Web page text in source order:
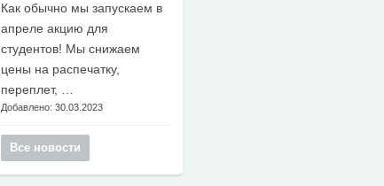
Как обычно мы запускаем в
апреле акцию для
студентов! Мы снижаем
цены на распечатку,
переплет, …
Добавлено: 30.03.2023
Все новости